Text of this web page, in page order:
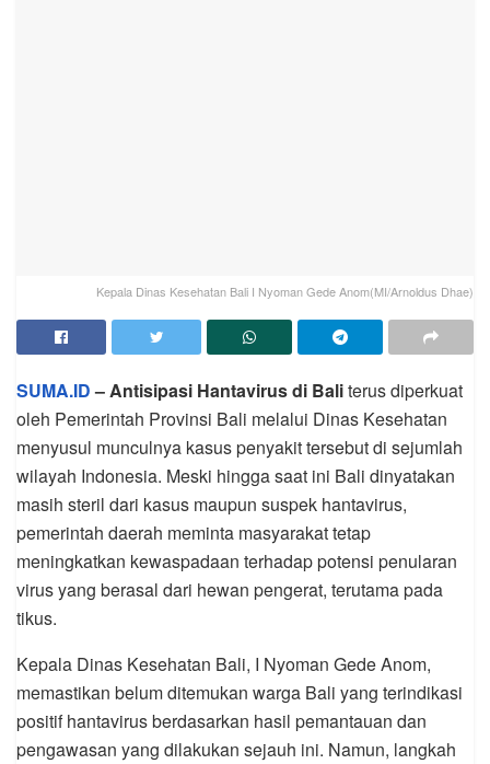
Kepala Dinas Kesehatan Bali I Nyoman Gede Anom(MI/Arnoldus Dhae)
SUMA.ID– Antisipasi Hantavirus di Baliterus diperkuat
oleh Pemerintah Provinsi Bali melalui Dinas Kesehatan
menyusul munculnya kasus penyakit tersebut di sejumlah
wilayah Indonesia. Meski hingga saat ini Bali dinyatakan
masih steril dari kasus maupun suspek hantavirus,
pemerintah daerah meminta masyarakat tetap
meningkatkan kewaspadaan terhadap potensi penularan
virus yang berasal dari hewan pengerat, terutama pada
tikus.
Kepala Dinas Kesehatan Bali, I Nyoman Gede Anom,
memastikan belum ditemukan warga Bali yang terindikasi
positif hantavirus berdasarkan hasil pemantauan dan
pengawasan yang dilakukan sejauh ini. Namun, langkah